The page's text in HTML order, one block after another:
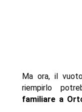
Ma ora, il
riempirlo
familiare a